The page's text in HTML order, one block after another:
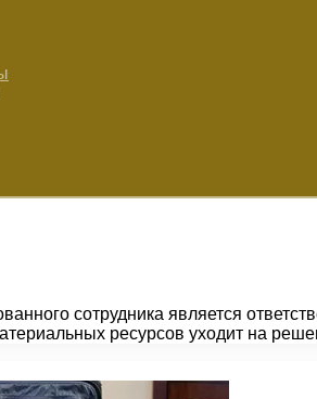
сотрудника является
ресурсов уходит на